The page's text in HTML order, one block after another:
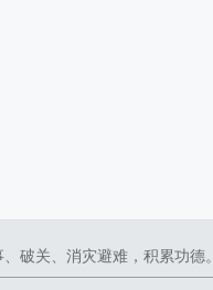
破关、消灾避难，积累功德。